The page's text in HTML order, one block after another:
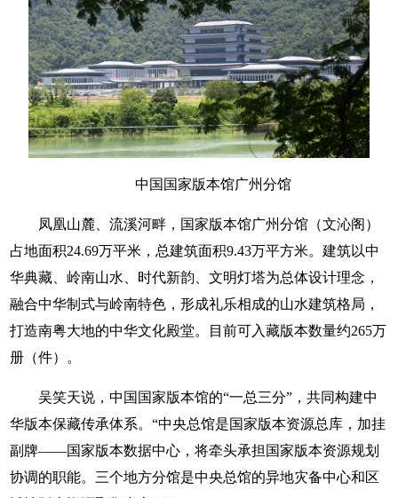
中国国家版本馆广州分馆
凤凰山麓、流溪河畔，国家版本馆广州分馆（文沁阁）
占地面积24.69万平米，总建筑面积9.43万平方米。建筑以中
华典藏、岭南山水、时代新韵、文明灯塔为总体设计理念，
融合中华制式与岭南特色，形成礼乐相成的山水建筑格局，
打造南粤大地的中华文化殿堂。目前可入藏版本数量约265万
册（件）。
吴笑天说，中国国家版本馆的“一总三分”，共同构建中
华版本保藏传承体系。“中央总馆是国家版本资源总库，加挂
副牌——国家版本数据中心，将牵头承担国家版本资源规划
协调的职能。三个地方分馆是中央总馆的异地灾备中心和区